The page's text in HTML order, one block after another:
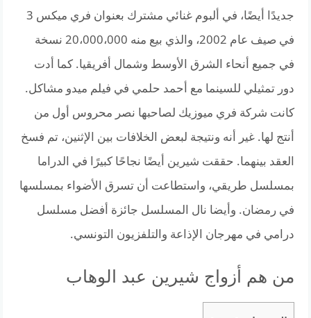
جديدًا أيضًا، في ألبوم غنائي مشترك بعنوان فري ميكس 3
في صيف عام 2002، والذي بيع منه 20،000،000 نسخة
في جميع أنحاء الشرق الأوسط وشمال أفريقيا. كما أدت
دور تمثيلي للسينما مع أحمد حلمي في فيلم ميدو مشاكل.
كانت شركة فري ميوزيك لصاحبها نصر محروس أول من
أنتج لها. غير أنه ونتيجة لبعض الخلافات بين الإثنين، تم فسخ
العقد بينهما. حققت شيرين أيضًا نجاحًا كبيرًا في الدراما
بمسلسل طريقي، واستطاعت أن تسرق الأضواء بمسلسها
في رمضان. وأيضا نال المسلسل جائزة أفضل مسلسل
درامي في مهرجان الإذاعة والتلفزيون التونسي.
من هم أزواج شيرين عبد الوهاب